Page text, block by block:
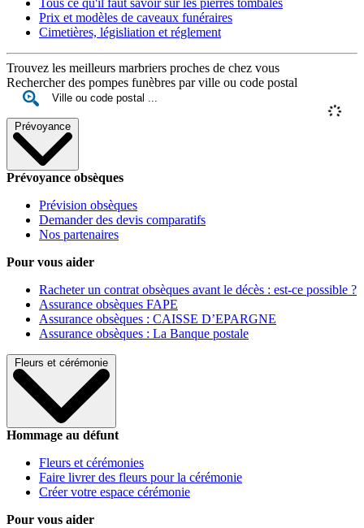
Prix et modèles de caveaux funéraires
Cimetières, législiation et réglement
Trouvez les meilleurs marbriers proches de chez vous
Rechercher des pompes funèbres par ville ou code postal
Prévoyance
Prévoyance obsèques
Prévision obsèques
Demander des devis comparatifs
Nos partenaires
Pour vous aider
Racheter un contrat obsèques avant le décès : est-ce possible ?
Assurance obsèques FAPE
Assurance obsèques : CAISSE D’EPARGNE
Assurance obsèques : La Banque postale
Fleurs et cérémonie
Hommage au défunt
Fleurs et cérémonies
Faire livrer des fleurs pour la cérémonie
Créer votre espace cérémonie
Pour vous aider